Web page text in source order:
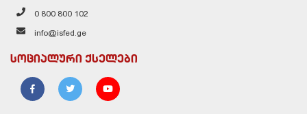
0 800 800 102
info@isfed.ge
სოციალური ქსელები